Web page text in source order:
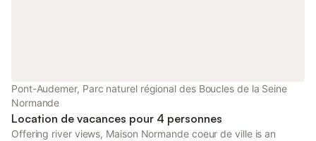
Pont-Audemer, Parc naturel régional des Boucles de la Seine
Normande
Location de vacances pour 4 personnes
Offering river views, Maison Normande coeur de ville is an